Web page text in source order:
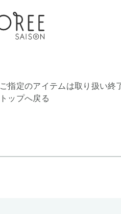
ご指定のアイテムは取り扱い終
トップへ戻る